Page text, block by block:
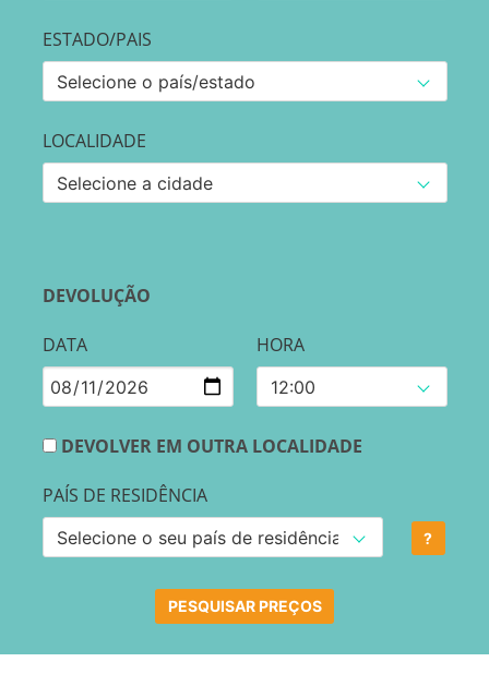
ESTADO/PAIS
LOCALIDADE
DEVOLUÇÃO
DATA HORA
DEVOLVER EM OUTRA LOCALIDADE
PAÍS DE RESIDÊNCIA
?
PESQUISAR PREÇOS